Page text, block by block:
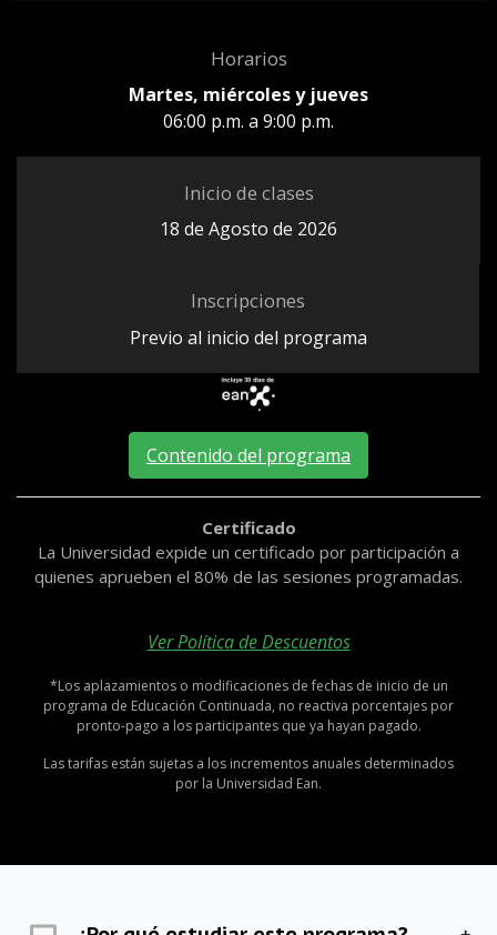
Horarios
Martes, miércoles y jueves
06:00 p.m. a 9:00 p.m.
Inicio de clases
18 de Agosto de 2026
Inscripciones
Previo al inicio del programa
Contenido del programa
Certificado
La Universidad expide un certificado por participación a
quienes aprueben el 80% de las sesiones programadas.
Ver Política de Descuentos
*Los aplazamientos o modificaciones de fechas de inicio de un
programa de Educación Continuada, no reactiva porcentajes por
pronto-pago a los participantes que ya hayan pagado.
Las tarifas están sujetas a los incrementos anuales determinados
por la Universidad Ean.